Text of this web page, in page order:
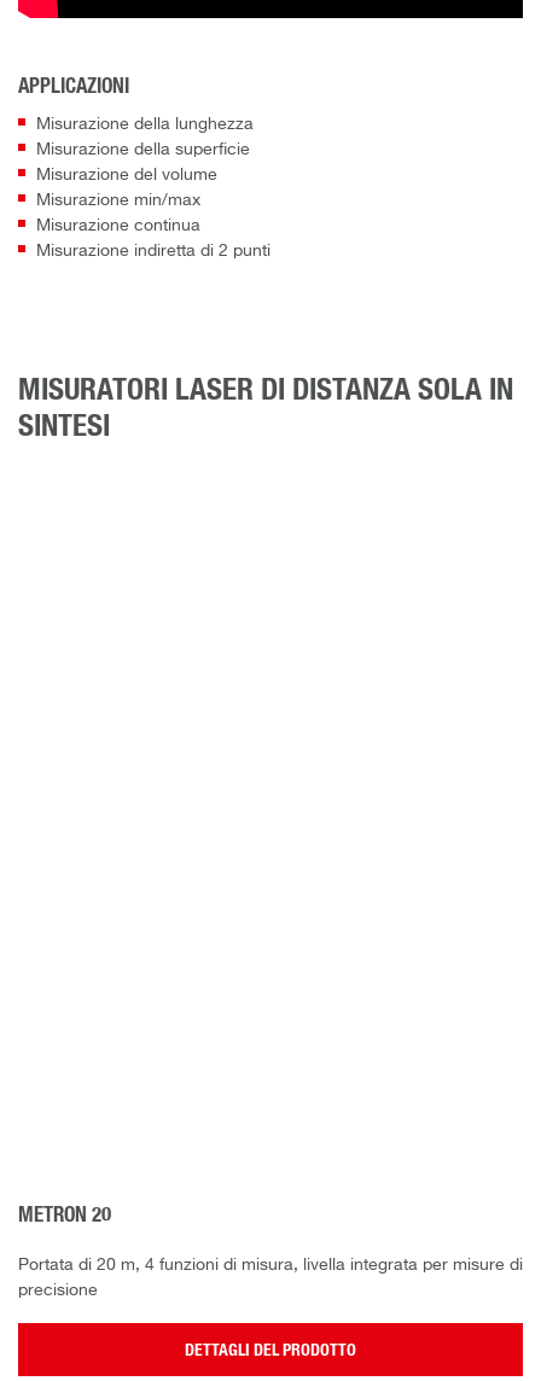
APPLICAZIONI
Misurazione della lunghezza
Misurazione della superficie
Misurazione del volume
Misurazione min/max
Misurazione continua
Misurazione indiretta di 2 punti
MISURATORI LASER DI DISTANZA SOLA IN
SINTESI
METRON 20
Portata di 20 m, 4 funzioni di misura, livella integrata per misure di
precisione
DETTAGLI DEL PRODOTTO